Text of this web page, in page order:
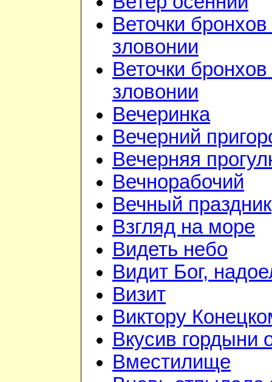
Веточки
зловонии
Веточки
зловонии
Вечеринка
Вечерний
Вечерняя
Вечнорабочий
Вечный праздник
Взгляд на море
Видеть небо
Видит Бог,
Визит
Виктору
Вкусив гордыни
Вместилище